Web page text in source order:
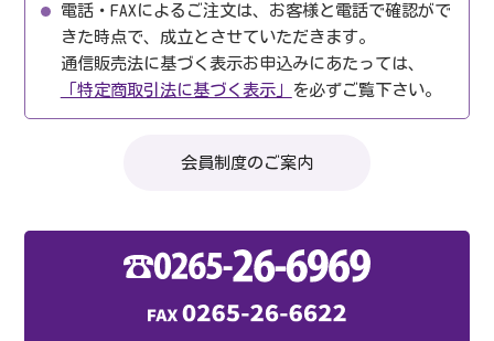
電話・FAXによるご注文は、お客様と電話で確認がで
きた時点で、成立とさせていただきます。
通信販売法に基づく表示お申込みにあたっては、
「特定商取引法に基づく表示」
を必ずご覧下さい。
会員制度のご案内